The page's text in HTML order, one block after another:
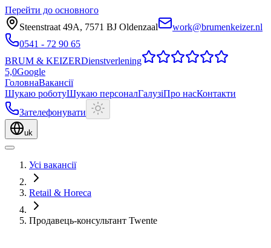
Перейти до основного
Steenstraat 49A, 7571 BJ Oldenzaal
work@brumenkeizer.nl
0541 - 72 90 65
BRUM & KEIZERDienstverlening
5,0Google
ГоловнаВакансії
Шукаю роботуШукаю персоналГалузіПро насКонтакти
Зателефонувати
uk
Усі вакансії
Retail & Horeca
Продавець-консультант Twente